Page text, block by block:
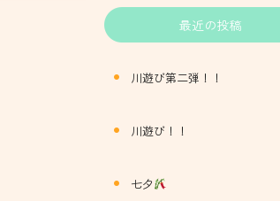
最近の投稿
川遊び第二弾！！
川遊び！！
七夕